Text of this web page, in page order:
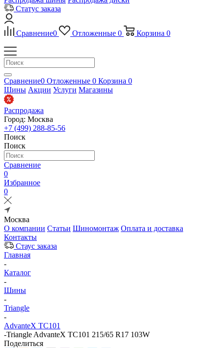
Статус заказа
Сравнение0 Отложенные 0 Корзина 0
Сравнение0 Отложенные 0 Корзина 0
Шины Акции Услуги Магазины
Распродажа
Город: Москва
+7 (499) 288-85-56
Поиск
Поиск
Сравнение
0
Избранное
0
Москва
О компании Статьи Шиномонтаж Оплата и доставка
Контакты
Стаус заказа
Главная
-
Каталог
-
Шины
-
Triangle
-
AdvanteX TC101
-Triangle AdvanteX TC101 215/65 R17 103W
Поделиться